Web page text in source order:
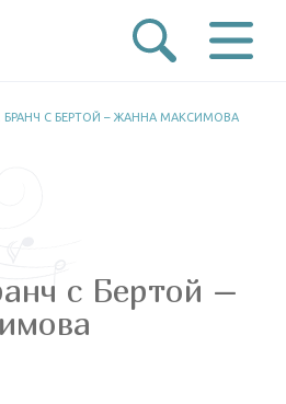
БРАНЧ С БЕРТОЙ – ЖАННА МАКСИМОВА
с Бертой –